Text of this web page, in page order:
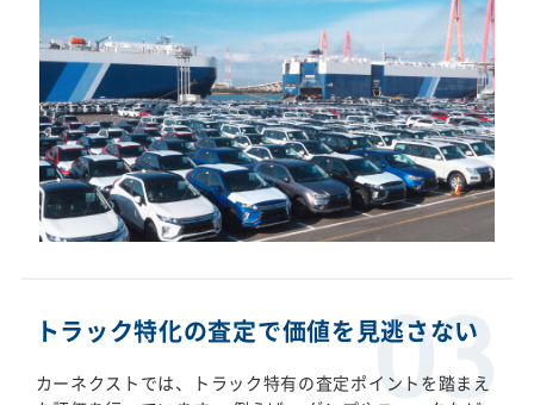
トラック特化の査定で価値を見逃さない
カーネクストでは、トラック特有の査定ポイントを踏まえ